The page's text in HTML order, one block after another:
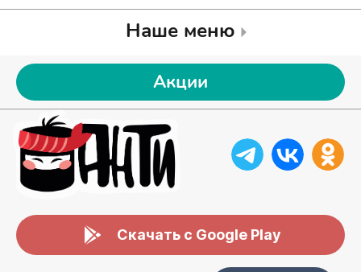
Наше меню
Акции
Скачать с Google Play